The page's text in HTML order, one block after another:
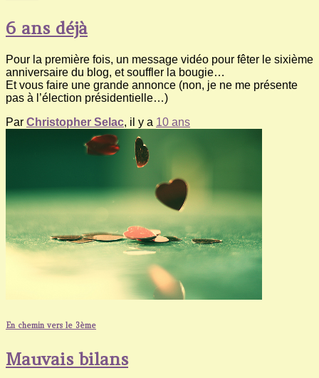
6 ans déjà
Pour la première fois, un message vidéo pour fêter le sixième
anniversaire du blog, et souffler la bougie…
Et vous faire une grande annonce (non, je ne me présente
pas à l’élection présidentielle…)
Par Christopher Selac, il y a 10 ans
En chemin vers le 3ème
Mauvais bilans